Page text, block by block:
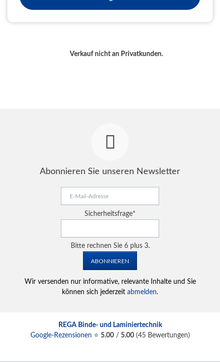
Zahlungsarten
Verkauf nicht an Privatkunden.
Abonnieren Sie unseren Newsletter
Adresse
Pflichtfeld
Sicherheitsfrage*
Bitte rechnen Sie 6 plus 3.
ABONNIEREN
Wir versenden nur informative, relevante Inhalte und Sie
können sich jederzeit abmelden.
REGA Binde- und Laminiertechnik
Google-Rezensionen ⭐ 5.00/ 5.00(45Bewertungen)